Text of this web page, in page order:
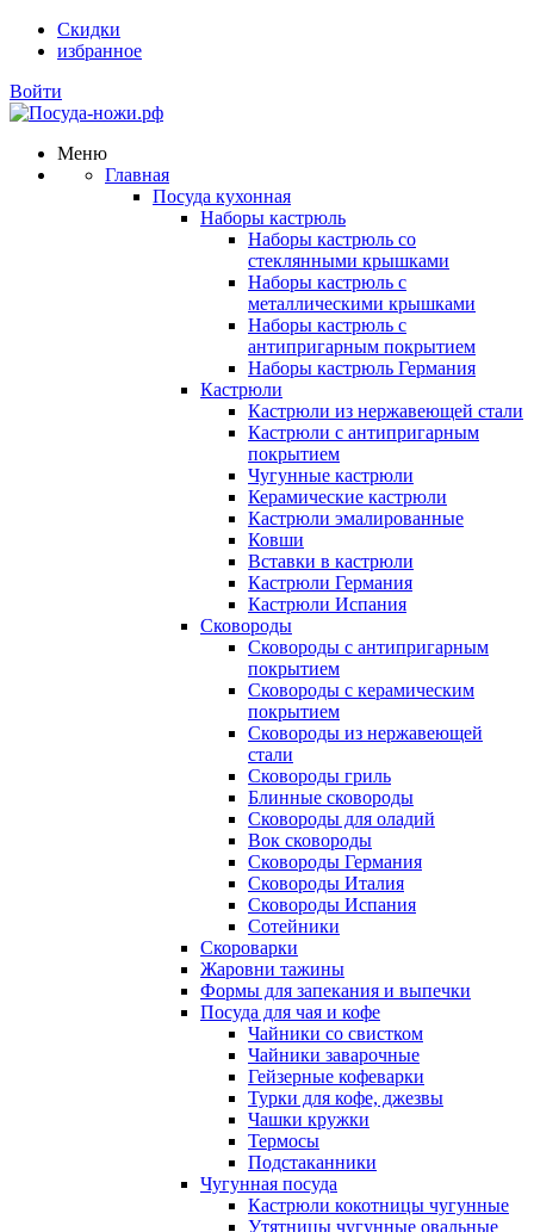
Скидки
избранное
Войти
Меню
Главная
Посуда кухонная
Наборы кастрюль
Наборы кастрюль со
стеклянными крышками
Наборы кастрюль с
металлическими крышками
Наборы кастрюль с
антипригарным покрытием
Наборы кастрюль Германия
Кастрюли
Кастрюли из нержавеющей стали
Кастрюли с антипригарным
покрытием
Чугунные кастрюли
Керамические кастрюли
Кастрюли эмалированные
Ковши
Вставки в кастрюли
Кастрюли Германия
Кастрюли Испания
Сковороды
Сковороды с антипригарным
покрытием
Сковороды с керамическим
покрытием
Сковороды из нержавеющей
стали
Сковороды гриль
Блинные сковороды
Сковороды для оладий
Вок сковороды
Сковороды Германия
Сковороды Италия
Сковороды Испания
Сотейники
Скороварки
Жаровни тажины
Формы для запекания и выпечки
Посуда для чая и кофе
Чайники со свистком
Чайники заварочные
Гейзерные кофеварки
Турки для кофе, джезвы
Чашки кружки
Термосы
Подстаканники
Чугунная посуда
Кастрюли кокотницы чугунные
Утятницы чугунные овальные